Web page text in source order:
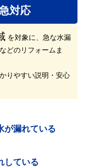
対応
を対象に、急な水漏
どのリフォームま
りやすい説明・安心
が漏れている
している